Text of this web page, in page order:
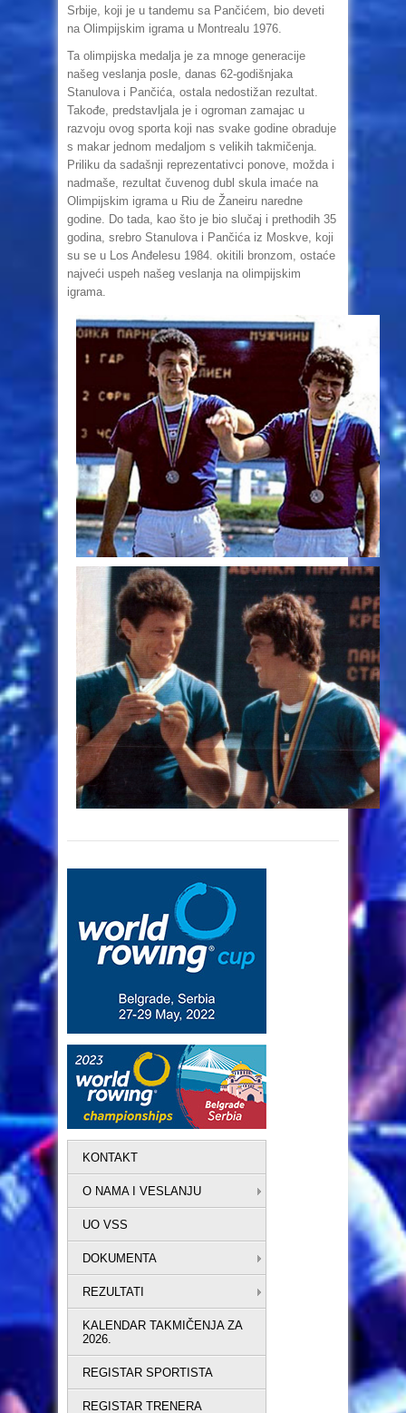
Srbije, koji je u tandemu sa Pančićem, bio deveti
na Olimpijskim igrama u Montrealu 1976.
Ta olimpijska medalja je za mnoge generacije
našeg veslanja posle, danas 62-godišnjaka
Stanulova i Pančića, ostala nedostižan rezultat.
Takođe, predstavljala je i ogroman zamajac u
razvoju ovog sporta koji nas svake godine obraduje
s makar jednom medaljom s velikih takmičenja.
Priliku da sadašnji reprezentativci ponove, možda i
nadmaše, rezultat čuvenog dubl skula imaće na
Olimpijskim igrama u Riu de Žaneiru naredne
godine. Do tada, kao što je bio slučaj i prethodih 35
godina, srebro Stanulova i Pančića iz Moskve, koji
su se u Los Anđelesu 1984. okitili bronzom, ostaće
najveći uspeh našeg veslanja na olimpijskim
igrama.
KONTAKT
O NAMA I VESLANJU
UO VSS
DOKUMENTA
REZULTATI
KALENDAR TAKMIČENJA ZA
2026.
REGISTAR SPORTISTA
REGISTAR TRENERA